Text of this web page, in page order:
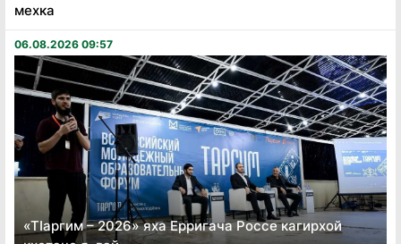
мехка
06.08.2026 09:57
«Тӏаргим – 2026» яха Ерригача Россе кагирхой